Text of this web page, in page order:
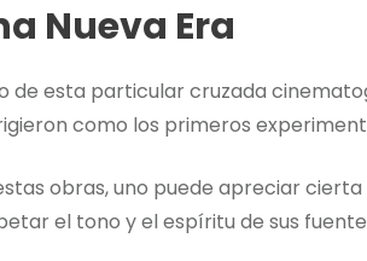
Nueva Era
de esta particular cruzada
como los primeros
obras, uno puede apreciar cierta
el tono y el espíritu de sus